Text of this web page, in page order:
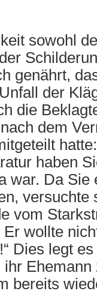
sowohl
genährt,
der
die
dem
haben
war. Da Sie
versuchte
vom
Er wollte
Dies legt
bereits